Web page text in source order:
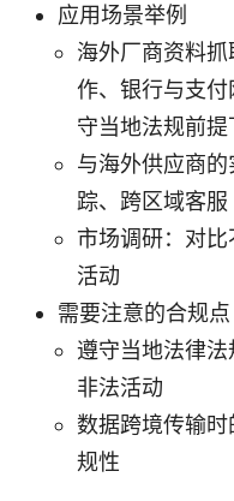
应用场景举例
海外厂商资料
作、银行与支
守当地法规前提
与海外供应商
踪、跨区域客
市场调研：对
活动
需要注意的合规点
遵守当地法律
非法活动
数据跨境传输
规性